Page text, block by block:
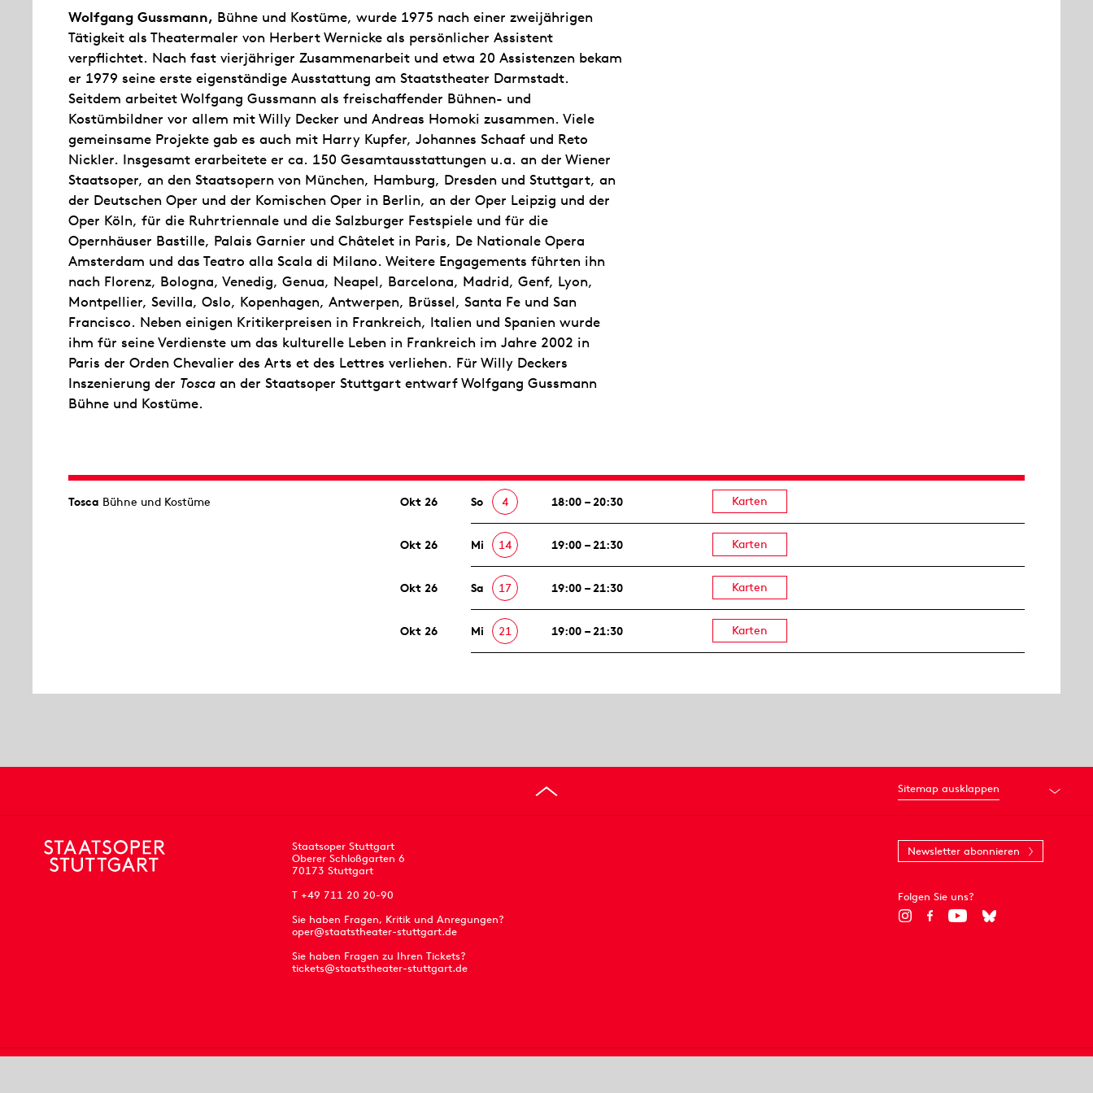
Wolfgang Gussmann, Bühne und Kostüme, wurde 1975 nach einer zweijährigen
Tätigkeit als Theatermaler von Herbert Wernicke als persönlicher Assistent
verpflichtet. Nach fast vierjähriger Zusammenarbeit und etwa 20 Assistenzen bekam
er 1979 seine erste eigenständige Ausstattung am Staatstheater Darmstadt.
Seitdem arbeitet Wolfgang Gussmann als freischaffender Bühnen- und
Kostümbildner vor allem mit Willy Decker und Andreas Homoki zusammen. Viele
gemeinsame Projekte gab es auch mit Harry Kupfer, Johannes Schaaf und Reto
Nickler. Insgesamt erarbeitete er ca. 150 Gesamtausstattungen u.a. an der Wiener
Staatsoper, an den Staatsopern von München, Hamburg, Dresden und Stuttgart, an
der Deutschen Oper und der Komischen Oper in Berlin, an der Oper Leipzig und der
Oper Köln, für die Ruhrtriennale und die Salzburger Festspiele und für die
Opernhäuser Bastille, Palais Garnier und Châtelet in Paris, De Nationale Opera
Amsterdam und das Teatro alla Scala di Milano. Weitere Engagements führten ihn
nach Florenz, Bologna, Venedig, Genua, Neapel, Barcelona, Madrid, Genf, Lyon,
Montpellier, Sevilla, Oslo, Kopenhagen, Antwerpen, Brüssel, Santa Fe und San
Francisco. Neben einigen Kritikerpreisen in Frankreich, Italien und Spanien wurde
ihm für seine Verdienste um das kulturelle Leben in Frankreich im Jahre 2002 in
Paris der Orden Chevalier des Arts et des Lettres verliehen. Für Willy Deckers
Inszenierung der Tosca an der Staatsoper Stuttgart entwarf Wolfgang Gussmann
Bühne und Kostüme.
Tosca Bühne und Kostüme Okt 26 So 4 18:00 – 20:30 Karten
Okt 26 Mi 14 19:00 – 21:30 Karten
Okt 26 Sa 17 19:00 – 21:30 Karten
Okt 26 Mi 21 19:00 – 21:30 Karten
Sitemap ausklappen
Staatsoper Stuttgart
Oberer Schloßgarten 6
70173 Stuttgart
T +49 711 20 20-90
Sie haben Fragen, Kritik und Anregungen?
oper@staatstheater-stuttgart.de
Sie haben Fragen zu Ihren Tickets?
tickets@staatstheater-stuttgart.de
Newsletter abonnieren
Folgen Sie uns?